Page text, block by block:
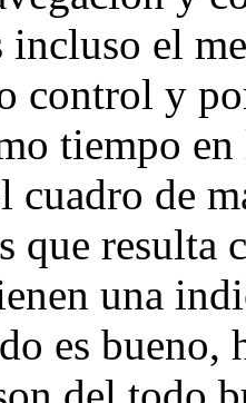
el
control y
tiempo
cuadro de
que resulta
una
es bueno,